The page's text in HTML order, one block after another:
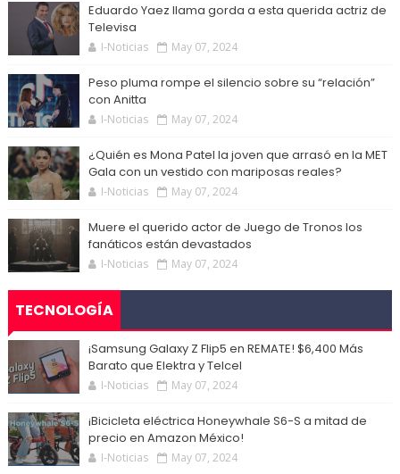
Eduardo Yaez llama gorda a esta querida actriz de
Televisa
I-Noticias May 07, 2024
Peso pluma rompe el silencio sobre su “relación”
con Anitta
I-Noticias May 07, 2024
¿Quién es Mona Patel la joven que arrasó en la MET
Gala con un vestido con mariposas reales?
I-Noticias May 07, 2024
Muere el querido actor de Juego de Tronos los
fanáticos están devastados
I-Noticias May 07, 2024
TECNOLOGÍA
¡Samsung Galaxy Z Flip5 en REMATE! $6,400 Más
Barato que Elektra y Telcel
I-Noticias May 07, 2024
¡Bicicleta eléctrica Honeywhale S6-S a mitad de
precio en Amazon México!
I-Noticias May 07, 2024